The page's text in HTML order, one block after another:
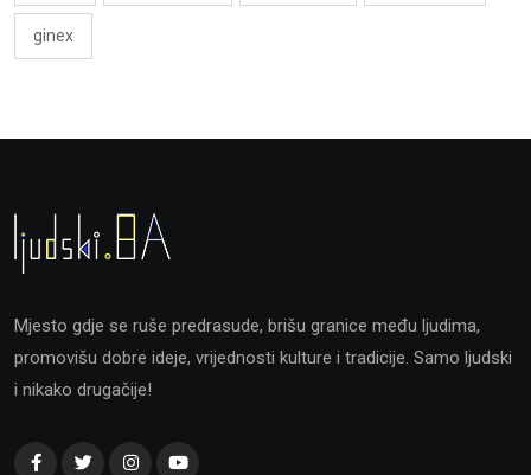
ginex
Mjesto gdje se ruše predrasude, brišu granice među ljudima,
promovišu dobre ideje, vrijednosti kulture i tradicije. Samo ljudski
i nikako drugačije!